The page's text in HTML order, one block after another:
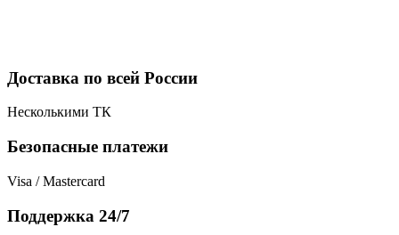
Доставка по всей России
Несколькими ТК
Безопасные платежи
Visa / Mastercard
Поддержка 24/7